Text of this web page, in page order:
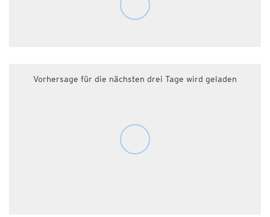
Vorhersage für die nächsten drei Tage wird geladen